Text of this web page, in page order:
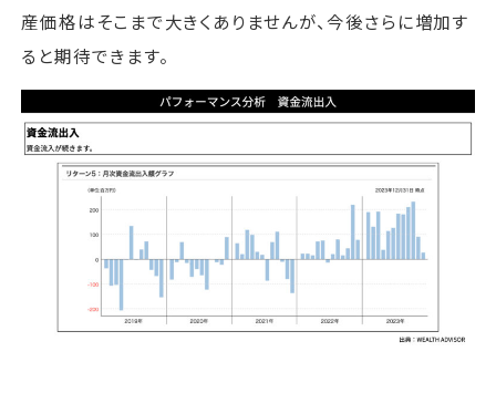
産価格はそこまで大きくありませんが、今後さらに増加す
ると期待できます。